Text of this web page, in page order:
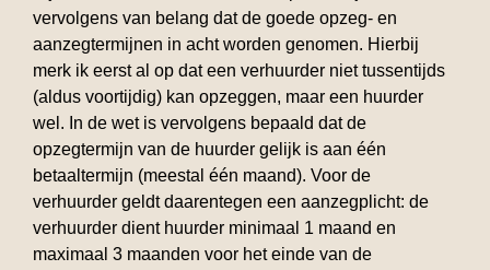
vervolgens van belang dat de goede opzeg- en
aanzegtermijnen in acht worden genomen. Hierbij
merk ik eerst al op dat een verhuurder niet tussentijds
(aldus voortijdig) kan opzeggen, maar een huurder
wel. In de wet is vervolgens bepaald dat de
opzegtermijn van de huurder gelijk is aan één
betaaltermijn (meestal één maand). Voor de
verhuurder geldt daarentegen een aanzegplicht: de
verhuurder dient huurder minimaal 1 maand en
maximaal 3 maanden voor het einde van de